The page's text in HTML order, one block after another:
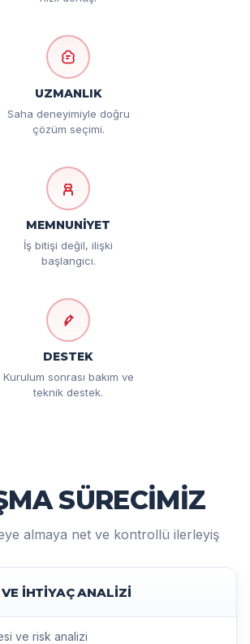
UZMANLIK
Saha deneyimiyle doğru
çözüm seçimi.
MEMNUNİYET
İş bitişi değil, ilişki
başlangıcı.
DESTEK
Kurulum sonrası bakım ve
teknik destek.
SÜRECİMİZ
almaya net ve kontrollü ilerleyiş
VE IHTIYAÇ ANALIZI
ve risk analizi